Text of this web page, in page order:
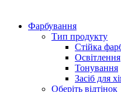
Фарбування
Тип продукту
Стійка
Освітлення
Тонування
Засіб для
Оберіть відтінок